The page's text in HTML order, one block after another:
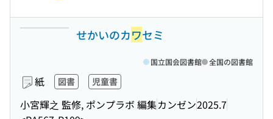
せかいのカワセミ
紙 図書 児童書
小宮輝之 監修, ポンプラボ 編集カンゼン2025.7
国立国会図書館 全国の図書館